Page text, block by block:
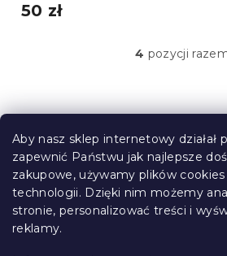
Aby nasz sklep internetowy działał
zapewnić Państwu jak najlepsze
zakupowe, używamy plików
technologii. Dzięki nim możemy
stronie, personalizować treści i
reklamy.
50 zł
K
t
o
l
k
i
l
i
4 pozycji
S
Informacje dla Ciebie
Śledzenie zamówienia
Opcje dostawy
Metody płatności